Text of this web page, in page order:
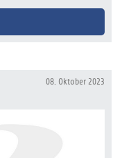
08. Oktober 2023